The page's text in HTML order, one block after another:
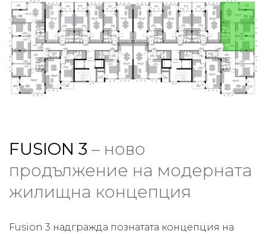
FUSION 3 – ново
продължение на модерната
жилищна концепция
Fusion 3 надгражда познатата концепция на